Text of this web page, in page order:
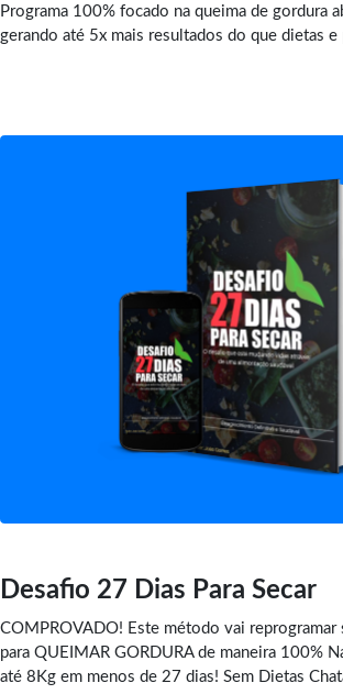
Programa 100% focado na queima de gordura
gerando até 5x mais resultados do que dietas e
Desafio 27 Dias Para Secar
COMPROVADO! Este método vai reprogramar
para QUEIMAR GORDURA de maneira 100%
até 8Kg em menos de 27 dias! Sem Dietas